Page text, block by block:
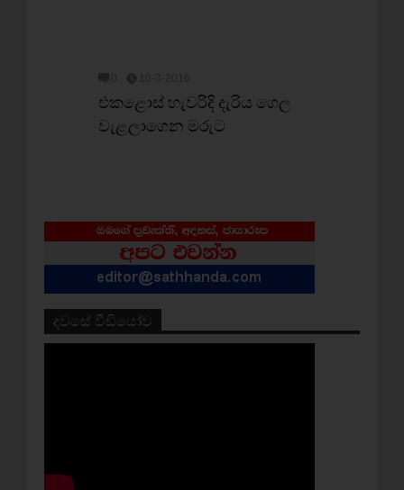
එකළොස් හැවරිදි දැරිය ගෙල
වැළලාගෙන මරුට
දවසේ වීඩියෝව